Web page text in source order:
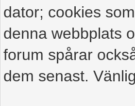
dator; cookies
denna webbplats
forum spårar
dem senast.